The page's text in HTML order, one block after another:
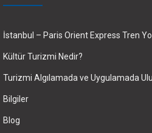
İstanbul – Paris Orient Express Tren
Kültür Turizmi Nedir?
Turizmi Algılamada ve Uygulamada
Bilgiler
Blog